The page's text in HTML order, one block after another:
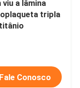
a lâmina
tripla
Fale Conosco